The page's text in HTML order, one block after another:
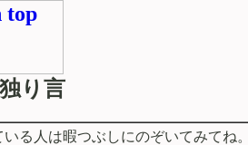
り言
る人は暇つぶしにのぞいてみてね。